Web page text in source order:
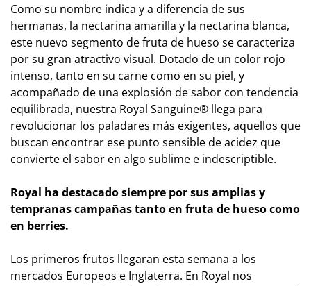
Como su nombre indica y a diferencia de sus
hermanas, la nectarina amarilla y la nectarina blanca,
este nuevo segmento de fruta de hueso se caracteriza
por su gran atractivo visual. Dotado de un color rojo
intenso, tanto en su carne como en su piel, y
acompañado de una explosión de sabor con tendencia
equilibrada, nuestra Royal Sanguine® llega para
revolucionar los paladares más exigentes, aquellos que
buscan encontrar ese punto sensible de acidez que
convierte el sabor en algo sublime e indescriptible.
Royal ha destacado siempre por sus amplias y
tempranas campañas tanto en fruta de hueso como
en berries.
Los primeros frutos llegaran esta semana a los
mercados Europeos e Inglaterra. En Royal nos